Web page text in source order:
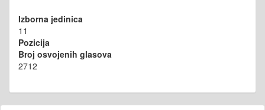
Izborna jedinica
11
Pozicija
Broj osvojenih glasova
2712